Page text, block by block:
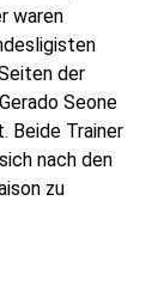
waren
der
Seone
Beide Trainer
nach den
zu